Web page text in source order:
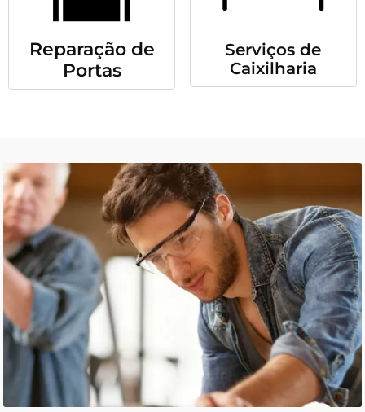
Reparação de
Portas
Serviços de
Caixilharia